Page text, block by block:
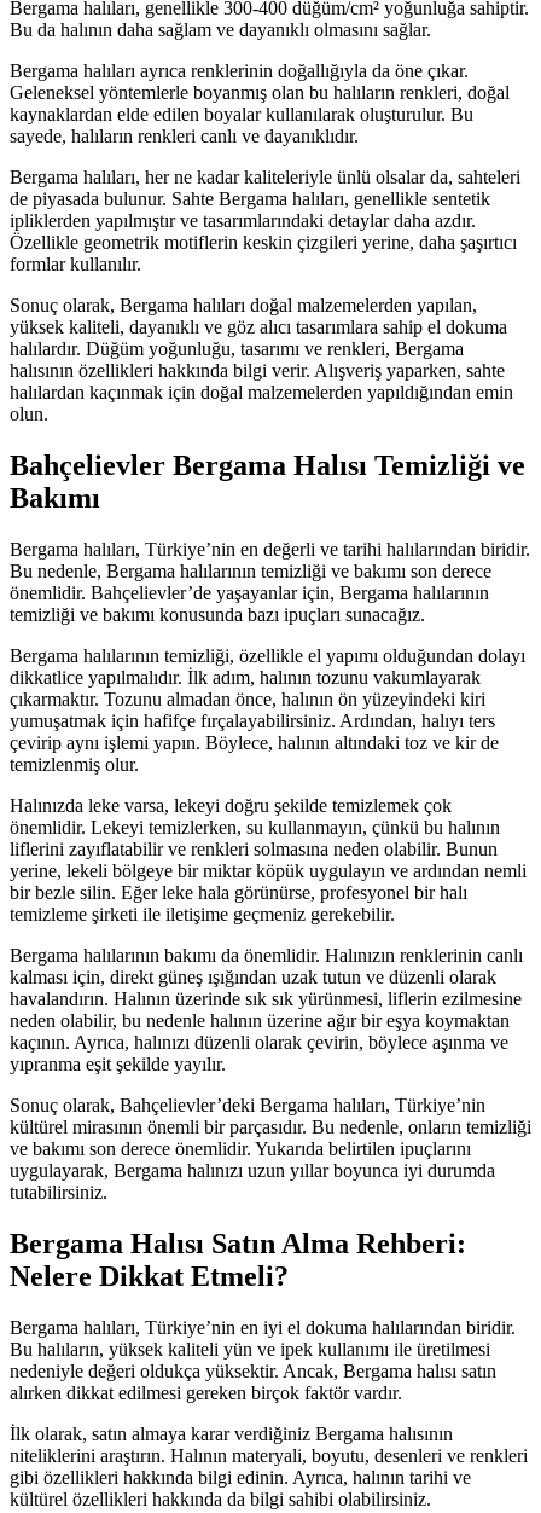
Bergama halıları, genellikle 300-400 düğüm/cm² yoğunluğa sahiptir.
Bu da halının daha sağlam ve dayanıklı olmasını sağlar.
Bergama halıları ayrıca renklerinin doğallığıyla da öne çıkar.
Geleneksel yöntemlerle boyanmış olan bu halıların renkleri, doğal
kaynaklardan elde edilen boyalar kullanılarak oluşturulur. Bu
sayede, halıların renkleri canlı ve dayanıklıdır.
Bergama halıları, her ne kadar kaliteleriyle ünlü olsalar da, sahteleri
de piyasada bulunur. Sahte Bergama halıları, genellikle sentetik
ipliklerden yapılmıştır ve tasarımlarındaki detaylar daha azdır.
Özellikle geometrik motiflerin keskin çizgileri yerine, daha şaşırtıcı
formlar kullanılır.
Sonuç olarak, Bergama halıları doğal malzemelerden yapılan,
yüksek kaliteli, dayanıklı ve göz alıcı tasarımlara sahip el dokuma
halılardır. Düğüm yoğunluğu, tasarımı ve renkleri, Bergama
halısının özellikleri hakkında bilgi verir. Alışveriş yaparken, sahte
halılardan kaçınmak için doğal malzemelerden yapıldığından emin
olun.
Bahçelievler Bergama Halısı Temizliği ve
Bakımı
Bergama halıları, Türkiye’nin en değerli ve tarihi halılarından biridir.
Bu nedenle, Bergama halılarının temizliği ve bakımı son derece
önemlidir. Bahçelievler’de yaşayanlar için, Bergama halılarının
temizliği ve bakımı konusunda bazı ipuçları sunacağız.
Bergama halılarının temizliği, özellikle el yapımı olduğundan dolayı
dikkatlice yapılmalıdır. İlk adım, halının tozunu vakumlayarak
çıkarmaktır. Tozunu almadan önce, halının ön yüzeyindeki kiri
yumuşatmak için hafifçe fırçalayabilirsiniz. Ardından, halıyı ters
çevirip aynı işlemi yapın. Böylece, halının altındaki toz ve kir de
temizlenmiş olur.
Halınızda leke varsa, lekeyi doğru şekilde temizlemek çok
önemlidir. Lekeyi temizlerken, su kullanmayın, çünkü bu halının
liflerini zayıflatabilir ve renkleri solmasına neden olabilir. Bunun
yerine, lekeli bölgeye bir miktar köpük uygulayın ve ardından nemli
bir bezle silin. Eğer leke hala görünürse, profesyonel bir halı
temizleme şirketi ile iletişime geçmeniz gerekebilir.
Bergama halılarının bakımı da önemlidir. Halınızın renklerinin canlı
kalması için, direkt güneş ışığından uzak tutun ve düzenli olarak
havalandırın. Halının üzerinde sık sık yürünmesi, liflerin ezilmesine
neden olabilir, bu nedenle halının üzerine ağır bir eşya koymaktan
kaçının. Ayrıca, halınızı düzenli olarak çevirin, böylece aşınma ve
yıpranma eşit şekilde yayılır.
Sonuç olarak, Bahçelievler’deki Bergama halıları, Türkiye’nin
kültürel mirasının önemli bir parçasıdır. Bu nedenle, onların temizliği
ve bakımı son derece önemlidir. Yukarıda belirtilen ipuçlarını
uygulayarak, Bergama halınızı uzun yıllar boyunca iyi durumda
tutabilirsiniz.
Bergama Halısı Satın Alma Rehberi:
Nelere Dikkat Etmeli?
Bergama halıları, Türkiye’nin en iyi el dokuma halılarından biridir.
Bu halıların, yüksek kaliteli yün ve ipek kullanımı ile üretilmesi
nedeniyle değeri oldukça yüksektir. Ancak, Bergama halısı satın
alırken dikkat edilmesi gereken birçok faktör vardır.
İlk olarak, satın almaya karar verdiğiniz Bergama halısının
niteliklerini araştırın. Halının materyali, boyutu, desenleri ve renkleri
gibi özellikleri hakkında bilgi edinin. Ayrıca, halının tarihi ve
kültürel özellikleri hakkında da bilgi sahibi olabilirsiniz.